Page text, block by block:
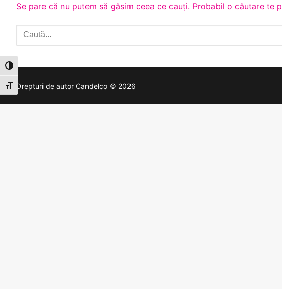
Toggle High Contrast
Toggle Font size
Se pare că nu putem să găsim ceea ce cauți. Probabil o căutare te
Caută
după:
Drepturi de autor Candelco © 2026